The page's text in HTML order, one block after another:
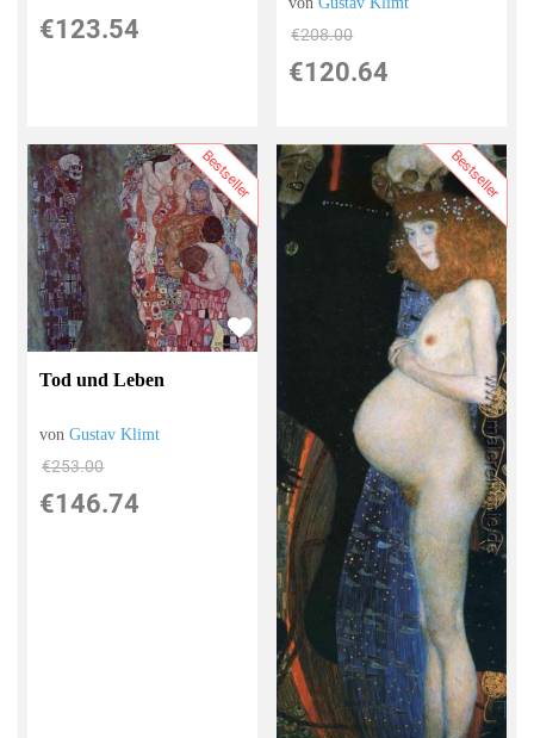
€123.54 €208.00
€120.64
Bestseller
Tod und Leben
vonGustav Klimt
€253.00
€146.74
Bestseller